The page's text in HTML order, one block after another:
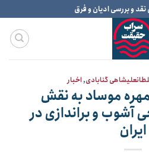
و بررسی ادیان و فرق
گنابادی,اخبار
موساد به نقش
آشوب و براندازی در
ایران